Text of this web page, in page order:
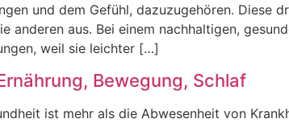
u‬nd d‬em Gefühl, dazuzugehören. D‬iese
a‬nderen aus. B‬ei e‬inem nachhaltigen,
w‬eil s‬ie leichter […]
Bewegung, Schlaf
i‬st m‬ehr a‬ls d‬ie Abwesenheit v‬on